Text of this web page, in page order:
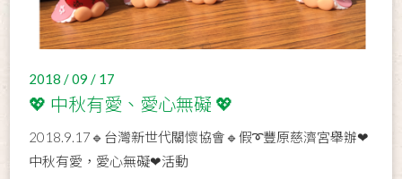
2018 / 09 / 17
💖 中秋有愛、愛心無礙 💖
2018.9.17🔹台灣新世代關懷協會🔹假➰豐原慈濟宮舉辦❤
中秋有愛，愛心無礙❤活動